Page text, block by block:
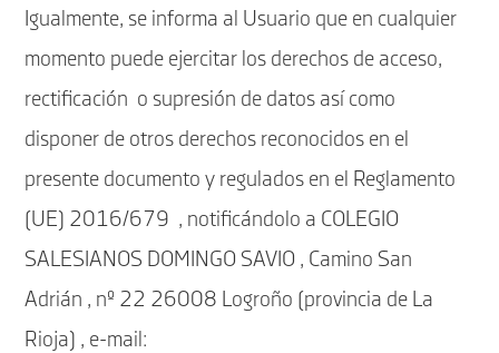
Igualmente, se informa al Usuario que en cualquier
momento puede ejercitar los derechos de acceso,
rectificación o supresión de datos así como
disponer de otros derechos reconocidos en el
presente documento y regulados en el Reglamento
(UE) 2016/679 , notificándolo a COLEGIO
SALESIANOS DOMINGO SAVIO , Camino San
Adrián , nº 22 26008 Logroño (provincia de La
Rioja) , e-mail: